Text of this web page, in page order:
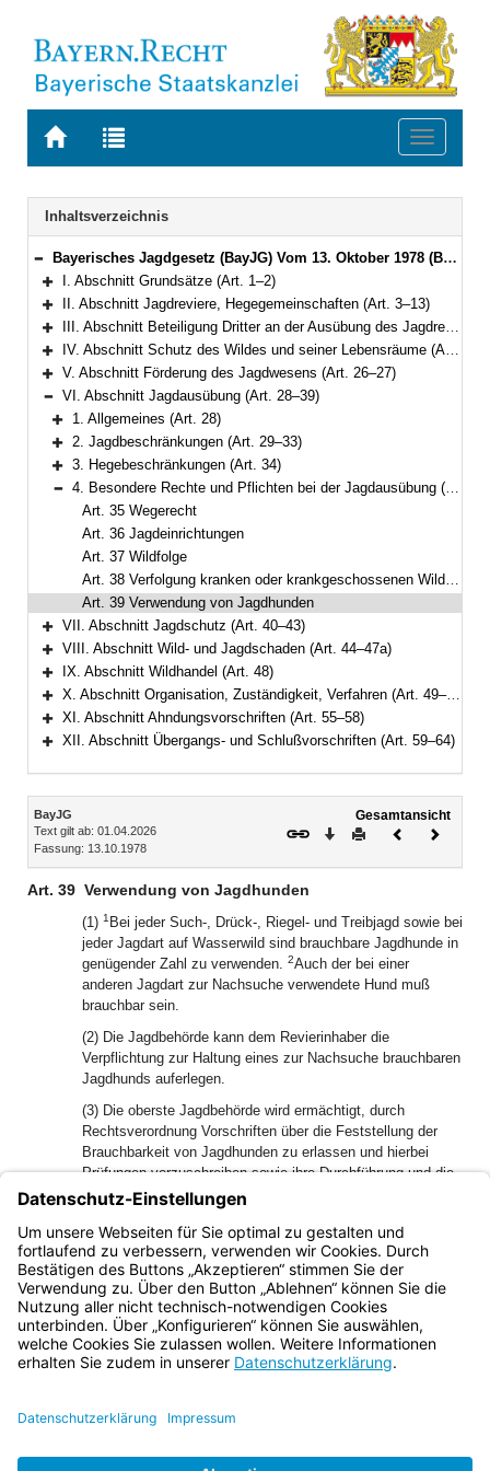
Zur
BAYERN.RECHT
Zur
letzten
Suche
Toggle
Navigation
Inhaltsverzeichnis
Bereich reduzieren
Bayerisches Jagdgesetz (BayJG) Vom 13. Oktober 1978 (BayRS V S. 595) BayRS 792-1-W (Art. 1–64)
Bereich erweitern
I. Abschnitt Grundsätze (Art. 1–2)
Bereich erweitern
II. Abschnitt Jagdreviere, Hegegemeinschaften (Art. 3–13)
Bereich erweitern
III. Abschnitt Beteiligung Dritter an der Ausübung des Jagdrechts (Art. 14–20)
Bereich erweitern
IV. Abschnitt Schutz des Wildes und seiner Lebensräume (Art. 21–25)
Bereich erweitern
V. Abschnitt Förderung des Jagdwesens (Art. 26–27)
Bereich reduzieren
VI. Abschnitt Jagdausübung (Art. 28–39)
Bereich erweitern
1. Allgemeines (Art. 28)
Bereich erweitern
2. Jagdbeschränkungen (Art. 29–33)
Bereich erweitern
3. Hegebeschränkungen (Art. 34)
Bereich reduzieren
4. Besondere Rechte und Pflichten bei der Jagdausübung (Art. 35–39)
Art. 35 Wegerecht
Art. 36 Jagdeinrichtungen
Art. 37 Wildfolge
Art. 38 Verfolgung kranken oder krankgeschossenen Wildes in befriedeten Bezirken
Art. 39 Verwendung von Jagdhunden
Bereich erweitern
VII. Abschnitt Jagdschutz (Art. 40–43)
Bereich erweitern
VIII. Abschnitt Wild- und Jagdschaden (Art. 44–47a)
Bereich erweitern
IX. Abschnitt Wildhandel (Art. 48)
Bereich erweitern
X. Abschnitt Organisation, Zuständigkeit, Verfahren (Art. 49–54)
Bereich erweitern
XI. Abschnitt Ahndungsvorschriften (Art. 55–58)
XII. Abschnitt Übergangs- und Schlußvorschriften (Art. 59–64)
Inhalt
BayJG
Text gilt ab: 01.04.2026
Fassung: 13.10.1978
Gesamtansicht
Download
DruckenVorheriges
Art. 39 Verwendung von Jagdhunden
(1) 1 Bei jeder Such-, Drück-, Riegel- und Treibjagd sowie bei
jeder Jagdart auf Wasserwild sind brauchbare Jagdhunde in
genügender Zahl zu verwenden. 2Auch der bei einer
anderen Jagdart zur Nachsuche verwendete Hund muß
brauchbar sein.
(2) Die Jagdbehörde kann dem Revierinhaber die
Verpflichtung zur Haltung eines zur Nachsuche brauchbaren
Jagdhunds auferlegen.
(3) Die oberste Jagdbehörde wird ermächtigt, durch
Rechtsverordnung Vorschriften über die Feststellung der
Brauchbarkeit von Jagdhunden zu erlassen und hierbei
Prüfungen vorzuschreiben sowie ihre Durchführung und die
Prüfungszulassung zu regeln; mit der Durchführung von
Brauchbarkeitsprüfungen und der Feststellung der
Brauchbarkeit von Jagdhunden können die anerkannten
Vereinigungen der Jäger (Art. 51) betraut werden.
Bayern.de
BayernPortal
Impressum